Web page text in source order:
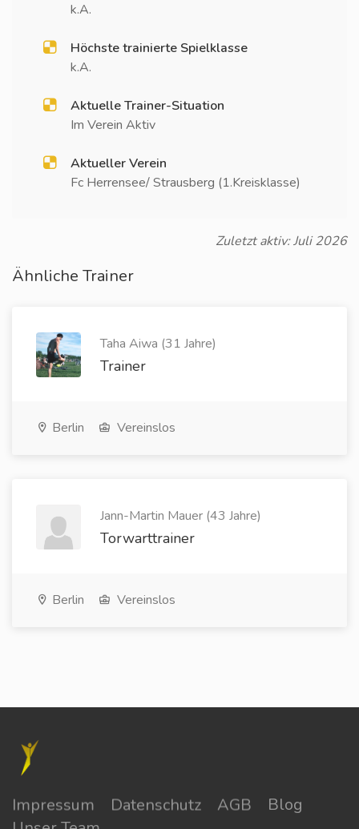
k.A.
Höchste trainierte Spielklasse
k.A.
Aktuelle Trainer-Situation
Im Verein Aktiv
Aktueller Verein
Fc Herrensee/ Strausberg (1.Kreisklasse)
Zuletzt aktiv: Juli 2026
Ähnliche Trainer
Taha Aiwa (31 Jahre)
Trainer
Berlin Vereinslos
Jann-Martin Mauer (43 Jahre)
Torwarttrainer
Berlin Vereinslos
Impressum Datenschutz AGB
Blog